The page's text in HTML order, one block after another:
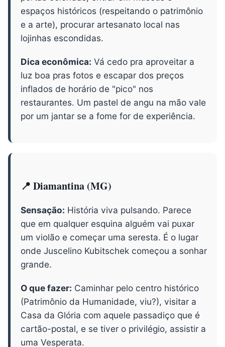
espaços históricos (respeitando o patrimônio
e a arte), procurar artesanato local nas
lojinhas escondidas.
Dica econômica: Vá cedo pra aproveitar a
luz boa pras fotos e escapar dos preços
inflados de horário de "pico" nos
restaurantes. Um pastel de angu na mão vale
por um jantar se a fome for de experiência.
📍 Diamantina (MG)
Sensação: História viva pulsando. Parece
que em qualquer esquina alguém vai puxar
um violão e começar uma seresta. É o lugar
onde Juscelino Kubitschek começou a sonhar
grande.
O que fazer: Caminhar pelo centro histórico
(Patrimônio da Humanidade, viu?), visitar a
Casa da Glória com aquele passadiço que é
cartão-postal, e se tiver o privilégio, assistir a
uma Vesperata.